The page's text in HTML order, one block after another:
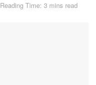
Reading Time: 3 mins read